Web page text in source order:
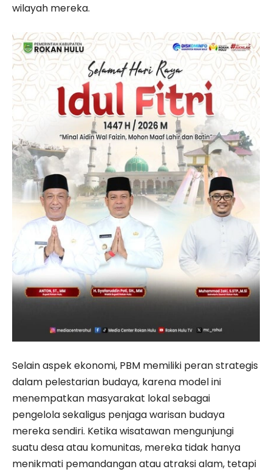
wilayah mereka.
Selain aspek ekonomi, PBM memiliki peran strategis
dalam pelestarian budaya, karena model ini
menempatkan masyarakat lokal sebagai
pengelola sekaligus penjaga warisan budaya
mereka sendiri. Ketika wisatawan mengunjungi
suatu desa atau komunitas, mereka tidak hanya
menikmati pemandangan atau atraksi alam, tetapi